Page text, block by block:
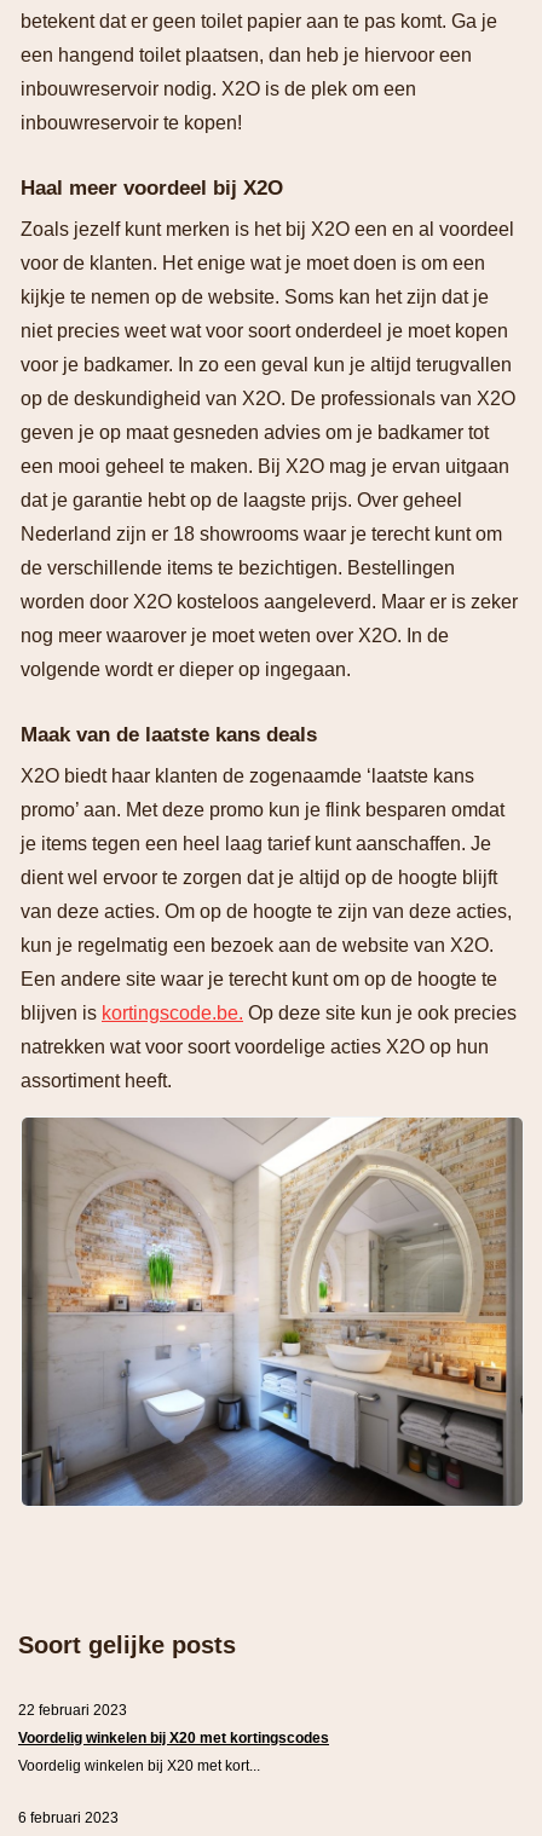
betekent dat er geen toilet papier aan te pas komt. Ga je
een hangend toilet plaatsen, dan heb je hiervoor een
inbouwreservoir nodig. X2O is de plek om een
inbouwreservoir te kopen!
Haal meer voordeel bij X2O
Zoals jezelf kunt merken is het bij X2O een en al voordeel
voor de klanten. Het enige wat je moet doen is om een
kijkje te nemen op de website. Soms kan het zijn dat je
niet precies weet wat voor soort onderdeel je moet kopen
voor je badkamer. In zo een geval kun je altijd terugvallen
op de deskundigheid van X2O. De professionals van X2O
geven je op maat gesneden advies om je badkamer tot
een mooi geheel te maken. Bij X2O mag je ervan uitgaan
dat je garantie hebt op de laagste prijs. Over geheel
Nederland zijn er 18 showrooms waar je terecht kunt om
de verschillende items te bezichtigen. Bestellingen
worden door X2O kosteloos aangeleverd. Maar er is zeker
nog meer waarover je moet weten over X2O. In de
volgende wordt er dieper op ingegaan.
Maak van de laatste kans deals
X2O biedt haar klanten de zogenaamde ‘laatste kans
promo’ aan. Met deze promo kun je flink besparen omdat
je items tegen een heel laag tarief kunt aanschaffen. Je
dient wel ervoor te zorgen dat je altijd op de hoogte blijft
van deze acties. Om op de hoogte te zijn van deze acties,
kun je regelmatig een bezoek aan de website van X2O.
Een andere site waar je terecht kunt om op de hoogte te
blijven is kortingscode.be. Op deze site kun je ook precies
natrekken wat voor soort voordelige acties X2O op hun
assortiment heeft.
Soort gelijke posts
22 februari 2023
Voordelig winkelen bij X20 met kortingscodes
Voordelig winkelen bij X20 met kort...
6 februari 2023